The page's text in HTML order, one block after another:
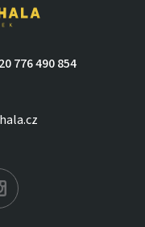
776 490 854